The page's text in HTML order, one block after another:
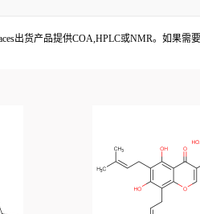
出货产品提供COA,HPLC或NMR。如果需